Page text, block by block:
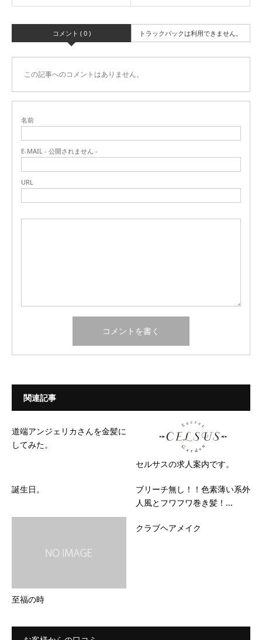
コメント ( 0 ) トラックバックは利用できません。
この記事へのコメントはありません。
名前
E-MAIL - 公開されません -
URL
関連記事
道端アンジェリカさんを金髪に
してみた。
セルサスの求人案内です。
誕生日。
ブリーチ無し！！色素薄い系外
人風とフワフワ巻き髪！...
至福の時
クラブヘアメイク